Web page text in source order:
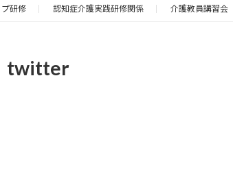
研修 認知症介護実践研修関係 介護教員講習会
twitter